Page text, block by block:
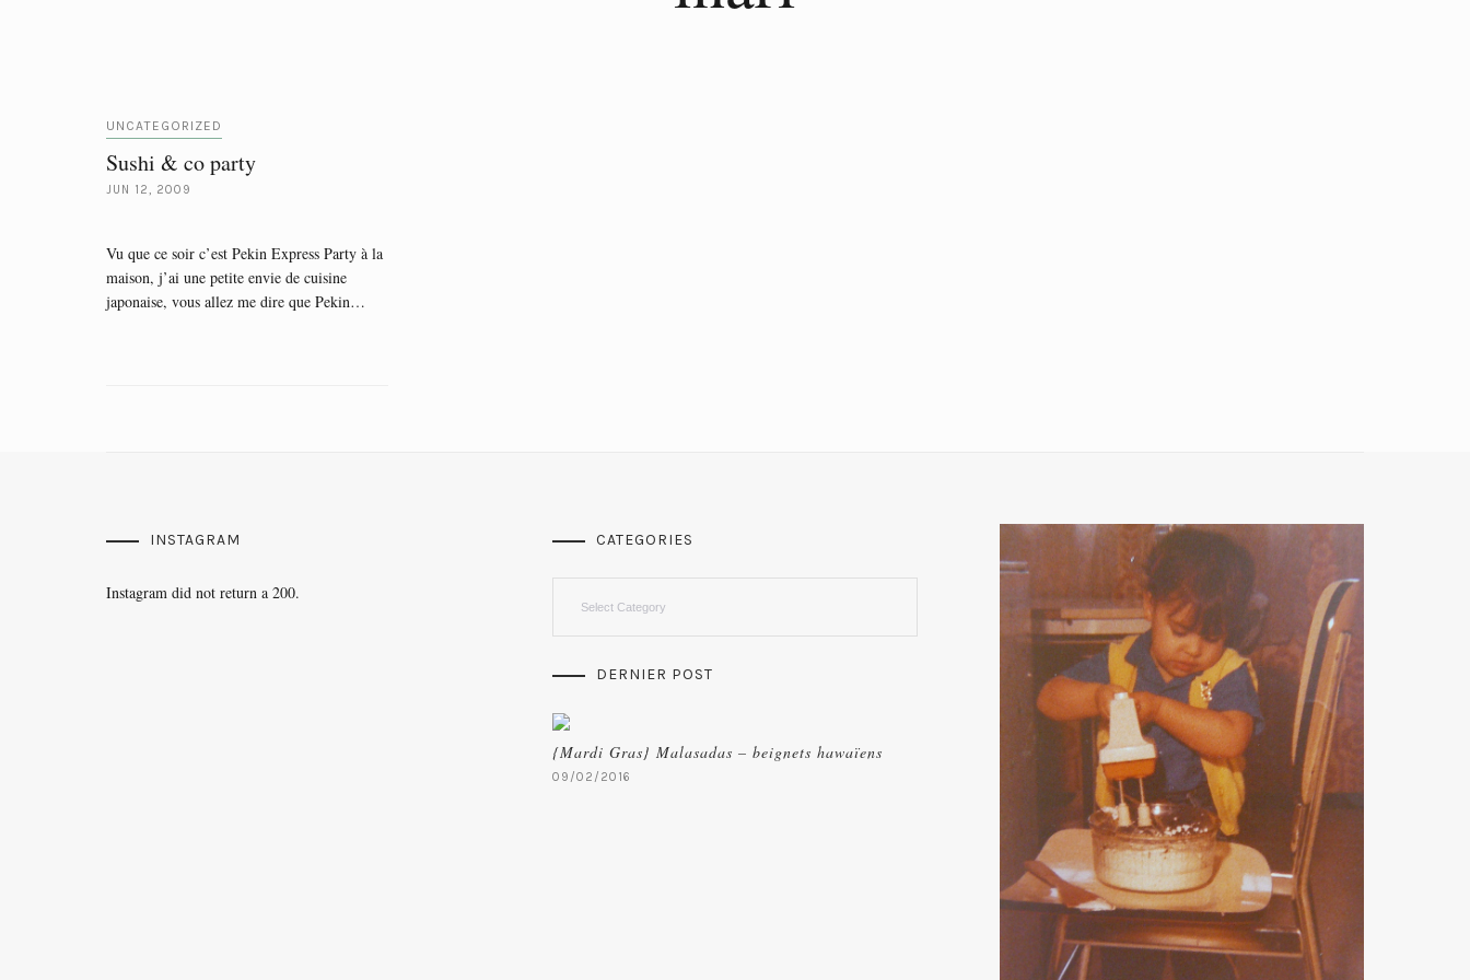
UNCATEGORIZED
Sushi & co party
JUN 12, 2009
Vu que ce soir c’est Pekin Express Party à la
maison, j’ai une petite envie de cuisine
japonaise, vous allez me dire que Pekin…
INSTAGRAM
Instagram did not return a 200.
CATEGORIES
DERNIER POST
{Mardi Gras} Malasadas – beignets hawaïens
09/02/2016